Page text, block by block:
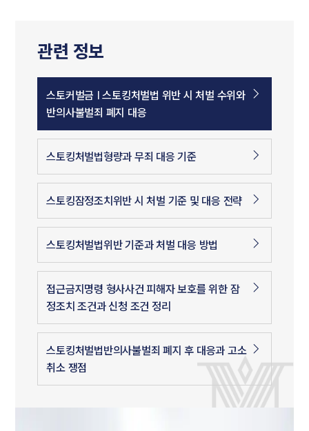
관련 정보
스토커벌금 | 스토킹처벌법 위반 시 처벌 수위와
반의사불벌죄 폐지 대응
스토킹처벌법형량과 무죄 대응 기준
스토킹잠정조치위반 시 처벌 기준 및 대응 전략
스토킹처벌법위반 기준과 처벌 대응 방법
접근금지명령 형사사건 피해자 보호를 위한 잠
정조치 조건과 신청 조건 정리
스토킹처벌법반의사불벌죄 폐지 후 대응과 고소
취소 쟁점